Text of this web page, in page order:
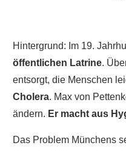
Hintergrund: Im 19.
öffentlichen Latrine.
entsorgt, die Menschen
Cholera. Max von
ändern. Er macht aus
Das Problem Münchens